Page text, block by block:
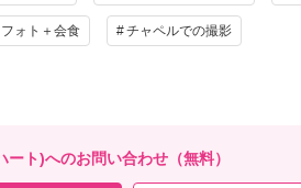
フォト＋会食 チャペルでの撮影
ト)へのお問い合わせ（無料）